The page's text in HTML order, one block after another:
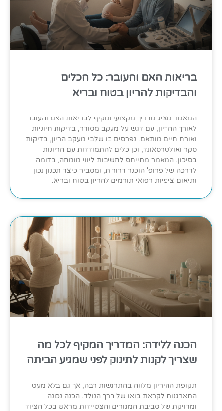
בריאות האם והעובר: כל הכלים
והבדיקות להריון בטוח ובריא
המאמר מציג מדריך מקצועי ומקיף לבריאות האם והעובר
לאורך ההריון, עם דגש על מעקב מסודר, בדיקות חיוניות
ואורח חיים מותאם. נפרסים בו שלבי מעקב הריון, בדיקות
סקר ואולטרסאונד, וכן כלים להתמודדות עם הריונות
בסיכון. המאמר מתייחס לחשיבות ליווי מומחה, בדומה
לדרכה של פרופ' הוכנר דרורית, ומסביר כיצד תכנון נכון
ותיאום ציפיות רפואי תורמים להריון בטוח ובריא.
הכנה ללידה: המדריך המקיף לכל מה
שצריך לקנות לתינוק לפני שמגיע הביתה
תקופת ההיריון מלווה בהתרגשות רבה, אך גם בלא מעט
התארגנות לקראת בואו של הרך הנולד. הכנה נכונה
ומדויקת של סביבת המגורים והצטיידות מראש בכל הציוד